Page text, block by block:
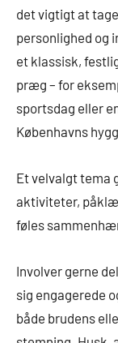
det vigtigt at
personlighed og
et klassisk,
præg – for
sportsdag eller
Københavns
Et velvalgt tema
aktiviteter,
føles
Involver gerne
sig engagerede
både brudens